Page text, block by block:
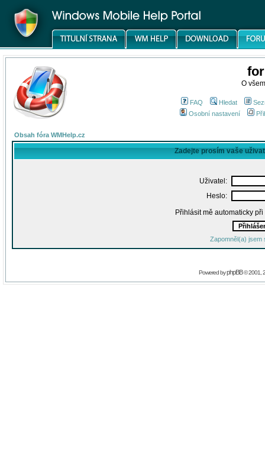
O
FAQ Hledat
Osobní nastavení
Obsah fóra WMHelp.cz
Zadejte prosím vaše
Uživatel:
Heslo:
Přihlásit mě automaticky
Zapomněl(a) jsem
Powered byphpBB© 2001,